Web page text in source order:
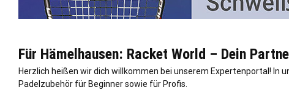
Für Hämelhausen: Racket World – Dein
Herzlich heißen wir dich willkommen bei unserem Expertenportal!
Padelzubehör für Beginner sowie für Profis.